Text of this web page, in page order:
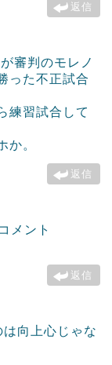
返信
審判のモレノ
った不正試合
練習試合して
か。
返信
メント
返信
向上心じゃな